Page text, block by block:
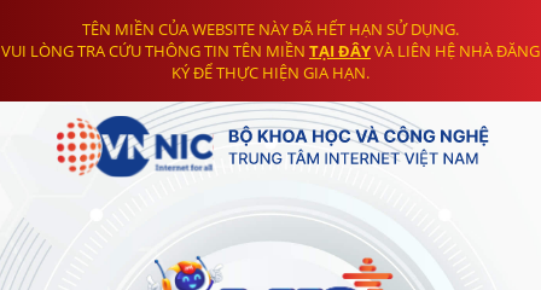
TÊN MIỀN CỦA WEBSITE NÀY ĐÃ HẾT HẠN SỬ DỤNG.
VUI LÒNG TRA CỨU THÔNG TIN TÊN MIỀN TẠI ĐÂYVÀ LIÊN HỆ NHÀ ĐĂNG
KÝ ĐỂ THỰC HIỆN GIA HẠN.